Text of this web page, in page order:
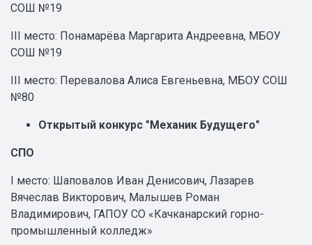
СОШ №19
III место: Понамарёва Маргарита Андреевна, МБОУ
СОШ №19
III место: Перевалова Алиса Евгеньевна, МБОУ СОШ
№80
Открытый конкурс "Механик Будущего"
СПО
I место: Шаповалов Иван Денисович, Лазарев
Вячеслав Викторович, Малышев Роман
Владимирович, ГАПОУ СО «Качканарский горно-
промышленный колледж»